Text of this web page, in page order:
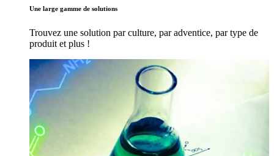
Une large gamme de solutions
Trouvez une solution par culture, par adventice, par type de
produit et plus !